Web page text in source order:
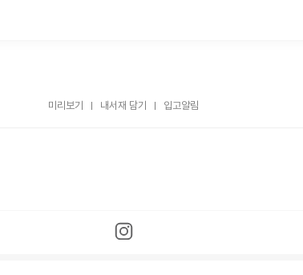
미리보기 내서재 담기 입고알림